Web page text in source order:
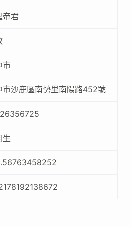
帝君
市
市沙鹿區南勢里南陽路452號
生